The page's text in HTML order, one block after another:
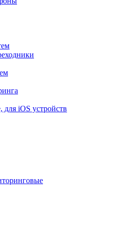
для iOS устройств